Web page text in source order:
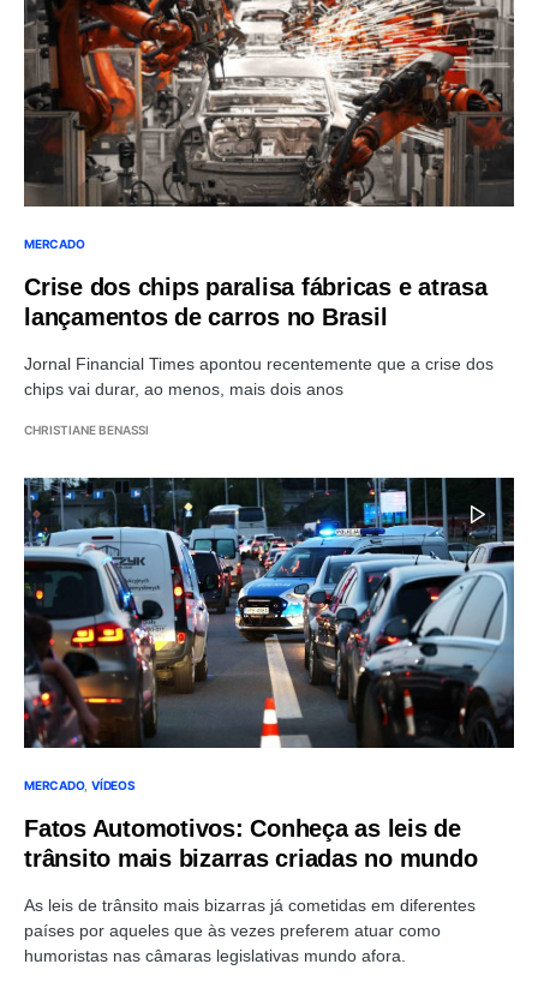
MERCADO
Crise dos chips paralisa fábricas e atrasa
lançamentos de carros no Brasil
Jornal Financial Times apontou recentemente que a crise dos
chips vai durar, ao menos, mais dois anos
CHRISTIANE BENASSI
MERCADO VÍDEOS
Fatos Automotivos: Conheça as leis de
trânsito mais bizarras criadas no mundo
As leis de trânsito mais bizarras já cometidas em diferentes
países por aqueles que às vezes preferem atuar como
humoristas nas câmaras legislativas mundo afora.